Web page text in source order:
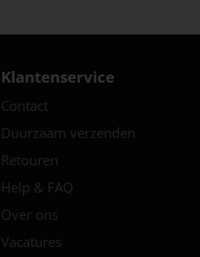
Klantenservice
Contact
Duurzaam verzenden
Retouren
Help & FAQ
Over ons
Vacatures